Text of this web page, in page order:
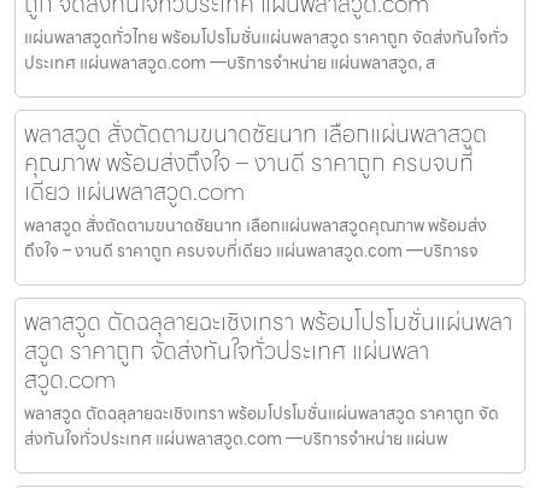
แผ่นพลาสวูดทั่วไทย พร้อมโปรโมชั่นแผ่นพลาสวูด ราคาถูก จัดส่งทันใจทั่ว
ประเทศ แผ่นพลาสวูด.com —บริการจำหน่าย แผ่นพลาสวูด, ส
พลาสวูด สั่งตัดตามขนาดชัยนาท เลือกแผ่นพลาสวูด
คุณภาพ พร้อมส่งถึงใจ – งานดี ราคาถูก ครบจบที่
เดียว แผ่นพลาสวูด.com
พลาสวูด สั่งตัดตามขนาดชัยนาท เลือกแผ่นพลาสวูดคุณภาพ พร้อมส่ง
ถึงใจ – งานดี ราคาถูก ครบจบที่เดียว แผ่นพลาสวูด.com —บริการจ
พลาสวูด ตัดฉลุลายฉะเชิงเทรา พร้อมโปรโมชั่นแผ่นพลา
สวูด ราคาถูก จัดส่งทันใจทั่วประเทศ แผ่นพลา
สวูด.com
พลาสวูด ตัดฉลุลายฉะเชิงเทรา พร้อมโปรโมชั่นแผ่นพลาสวูด ราคาถูก จัด
ส่งทันใจทั่วประเทศ แผ่นพลาสวูด.com —บริการจำหน่าย แผ่นพ